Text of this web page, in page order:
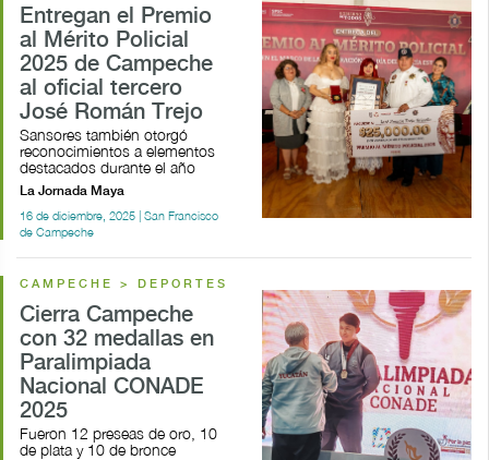
Entregan el Premio
al Mérito Policial
2025 de Campeche
al oficial tercero
José Román Trejo
Sansores también otorgó
reconocimientos a elementos
destacados durante el año
La Jornada Maya
16 de diciembre, 2025 | San Francisco
de Campeche
CAMPECHE > DEPORTES
Cierra Campeche
con 32 medallas en
Paralimpiada
Nacional CONADE
2025
Fueron 12 preseas de oro, 10
de plata y 10 de bronce